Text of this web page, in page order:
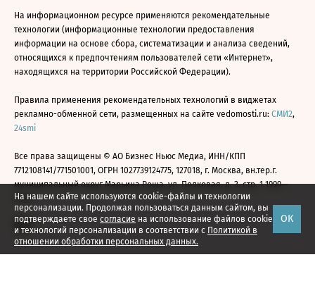
На нашем сайте используются cookie-файлы и технологии
персонализации. Продолжая пользоваться данным сайтом, вы
подтверждаете свое согласие на использование файлов cookie
и технологий персонализации в соответствии с Политикой в
отношении обработки персональных данных.
ОК
На информационном ресурсе применяются рекомендательные
технологии (информационные технологии предоставления
информации на основе сбора, систематизации и анализа сведений,
относящихся к предпочтениям пользователей сети «Интернет»,
находящихся на территории Российской Федерации).
Правила применения рекомендательных технологий в виджетах
рекламно-обменной сети, размещенных на сайте vedomosti.ru: СМИ2,
24smi
Все права защищены © АО Бизнес Ньюс Медиа, ИНН/КПП
7712108141/771501001, ОГРН 1027739124775, 127018, г. Москва, вн.тер.г.
муниципальный округ Марьина Роща, ул. Полковая, д. 3, стр. 1 1999—
2026